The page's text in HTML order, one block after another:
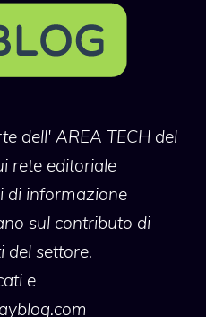
dell' AREA TECH del
rete editoriale
di informazione
sul contributo di
del settore.
e